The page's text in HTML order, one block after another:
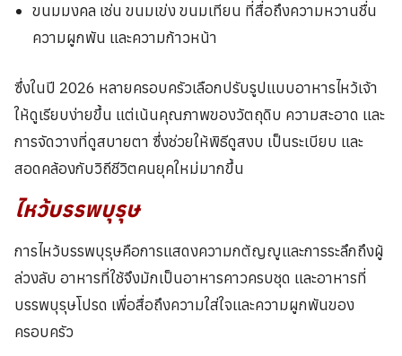
ขนมมงคล เช่น ขนมเข่ง ขนมเทียน ที่สื่อถึงความหวานชื่น
ความผูกพัน และความก้าวหน้า
ซึ่งในปี 2026 หลายครอบครัวเลือกปรับรูปแบบอาหารไหว้เจ้า
ให้ดูเรียบง่ายขึ้น แต่เน้นคุณภาพของวัตถุดิบ ความสะอาด และ
การจัดวางที่ดูสบายตา ซึ่งช่วยให้พิธีดูสงบ เป็นระเบียบ และ
สอดคล้องกับวิถีชีวิตคนยุคใหม่มากขึ้น
ไหว้บรรพบุรุษ
การไหว้บรรพบุรุษคือการแสดงความกตัญญูและการระลึกถึงผู้
ล่วงลับ อาหารที่ใช้จึงมักเป็นอาหารคาวครบชุด และอาหารที่
บรรพบุรุษโปรด เพื่อสื่อถึงความใส่ใจและความผูกพันของ
ครอบครัว